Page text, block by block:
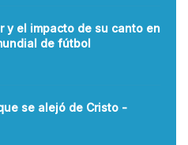
y el impacto de su canto en
de fútbol
se alejó de Cristo -